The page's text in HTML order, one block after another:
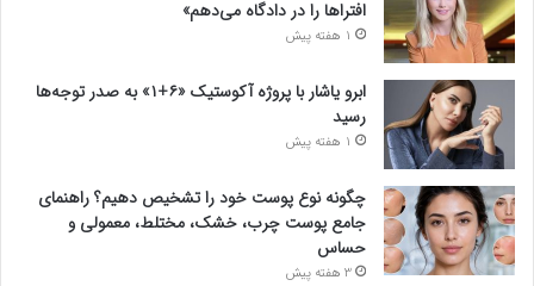
افتراها را در دادگاه می‌دهم»
1 هفته پیش
ابرو یاشار با پروژه آکوستیک «۶+۱» به صدر توجه‌ها
رسید
1 هفته پیش
چگونه نوع پوست خود را تشخیص دهیم؟ راهنمای
جامع پوست چرب، خشک، مختلط، معمولی و
حساس
3 هفته پیش